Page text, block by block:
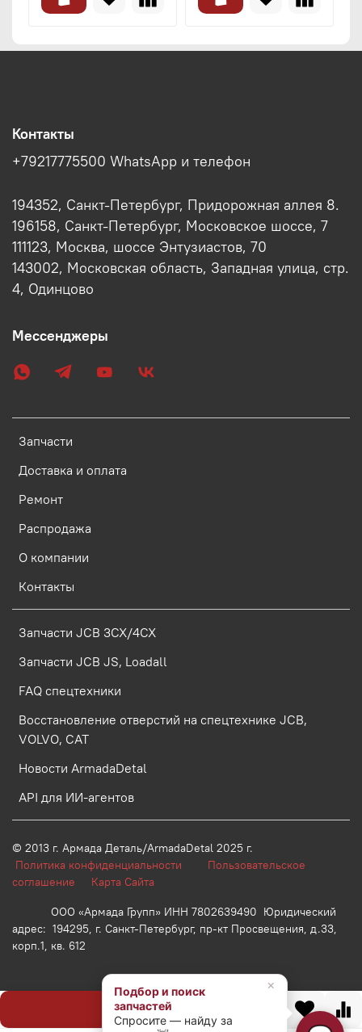
Предзаказ
Запчасти
Доставка и оплата
Ремонт
Распродажа
О компании
Контакты
Запчасти JCB 3CX/4CX
Запчасти JCB JS, Loadall
FAQ спецтехники
Восстановление отверстий на спецтехнике JCB,
VOLVO, CAT
Новости ArmadaDetal
API для ИИ-агентов
Контакты
+79217775500 WhatsApp и телефон
194352, Санкт-Петербург, Придорожная аллея 8.
196158, Санкт-Петербург, Московское шоссе, 7
111123, Москва, шоссе Энтузиастов, 70
143002, Московская область, Западная улица, стр.
4, Одинцово
Мессенджеры
© 2013 г. Армада Деталь/ArmadaDetal 2025 г.
Политика конфиденциальности
Пользовательское
соглашение Карта Сайта
ООО «Армада Групп» ИНН 7802639490 Юридический
адрес: 194295, г. Санкт-Петербург, пр-кт Просвещения, д.33,
корп.1, кв. 612
×
Подбор и поиск
запчастей
Спросите — найду за